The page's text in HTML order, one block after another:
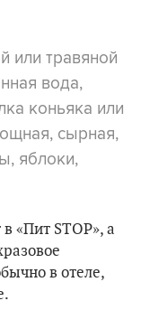
или травяной
вода,
коньяка или
сырная,
яблоки,
«Пит STOP», а
в отеле,